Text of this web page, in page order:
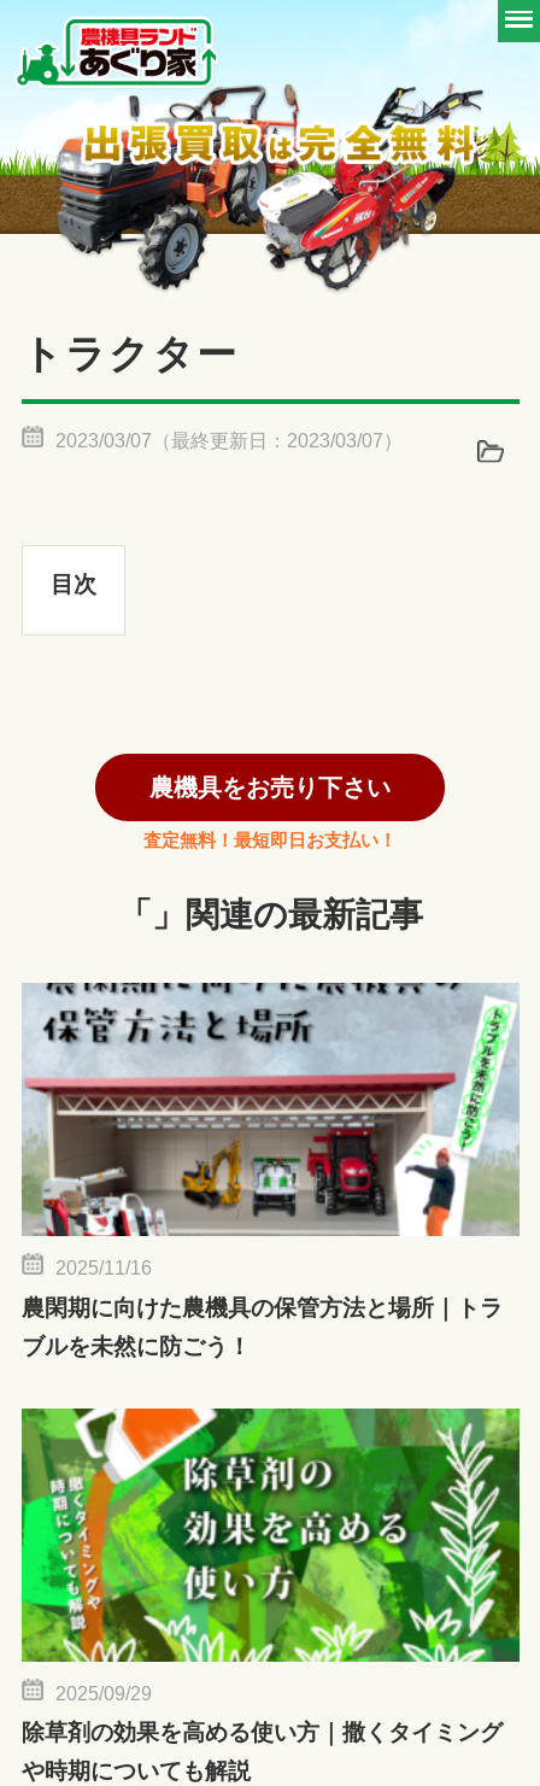
トラクター
2023/03/07（最終更新日：2023/03/07）
目次
農機具をお売り下さい
査定無料！最短即日お支払い！
「」関連の最新記事
2025/11/16
農閑期に向けた農機具の保管方法と場所｜トラ
ブルを未然に防ごう！
2025/09/29
除草剤の効果を高める使い方｜撒くタイミング
や時期についても解説